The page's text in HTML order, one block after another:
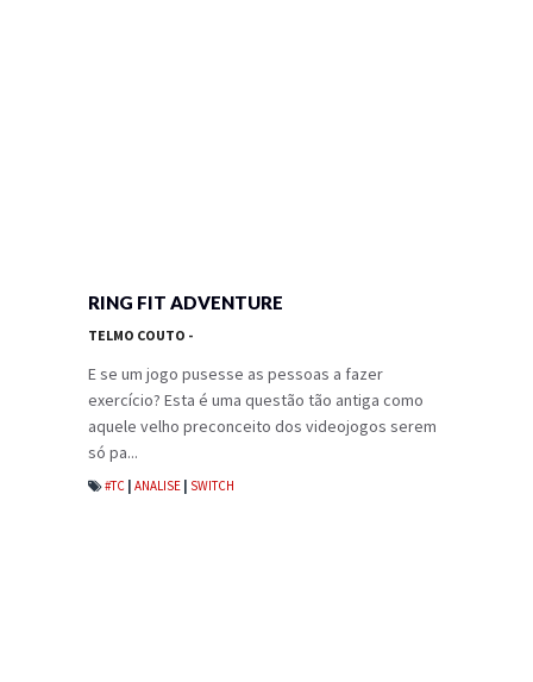
RING FIT ADVENTURE
TELMO COUTO -
E se um jogo pusesse as pessoas a fazer
exercício? Esta é uma questão tão antiga como
aquele velho preconceito dos videojogos serem
só pa...
#TC ANALISE SWITCH